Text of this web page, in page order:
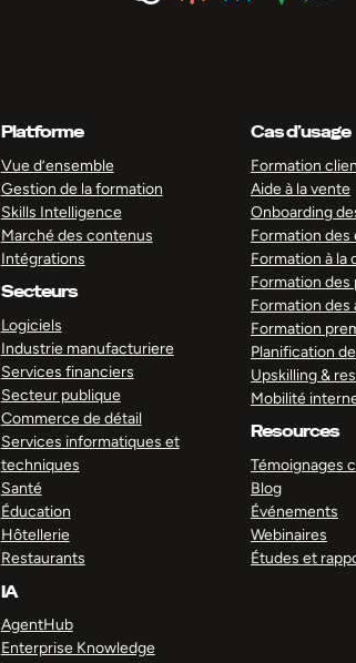
Platforme
Vue d’ensemble
Gestion de la formation
Skills Intelligence
Marché des contenus
Intégrations
Secteurs
Logiciels
Industrie manufacturiere
Services financiers
Secteur publique
Commerce de détail
Services informatiques et
techniques
Santé
Éducation
Hôtellerie
Restaurants
IA
AgentHub
Enterprise Knowledge
Cas d’usage
Formation
Aide à la vente
Onboarding
Formation des
Formation à la
Formation des
Formation des
Formation
Planification
Upskilling &
Mobilité
Resources
Témoignages
Blog
Événements
Webinaires
Études et